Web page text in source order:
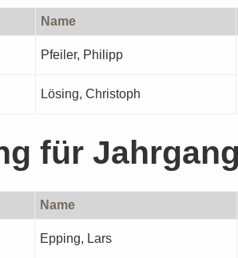
Name
Pfeiler, Philipp
Lösing, Christoph
für
Name
Epping, Lars